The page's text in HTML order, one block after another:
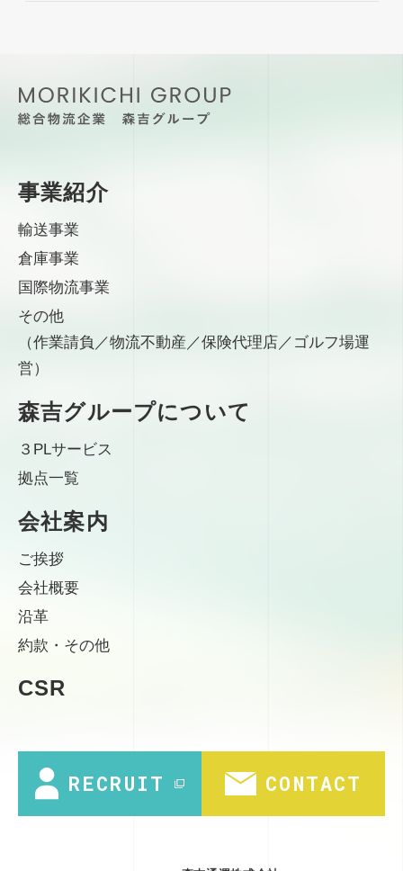
事業紹介
輸送事業
倉庫事業
国際物流事業
その他
（作業請負／物流不動産／保険代理店／ゴルフ場運
営）
森吉グループについて
３PLサービス
拠点一覧
会社案内
ご挨拶
会社概要
沿革
約款・その他
CSR
RECRUIT CONTACT